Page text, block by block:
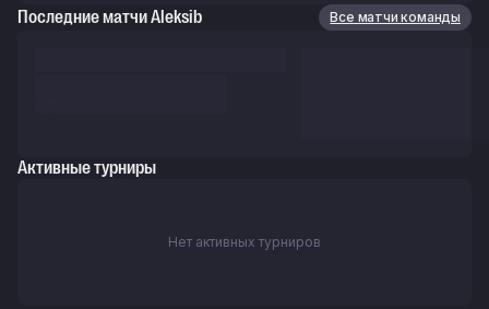
Последние матчи Aleksib Все матчи команды
Активные турниры
Нет активных турниров